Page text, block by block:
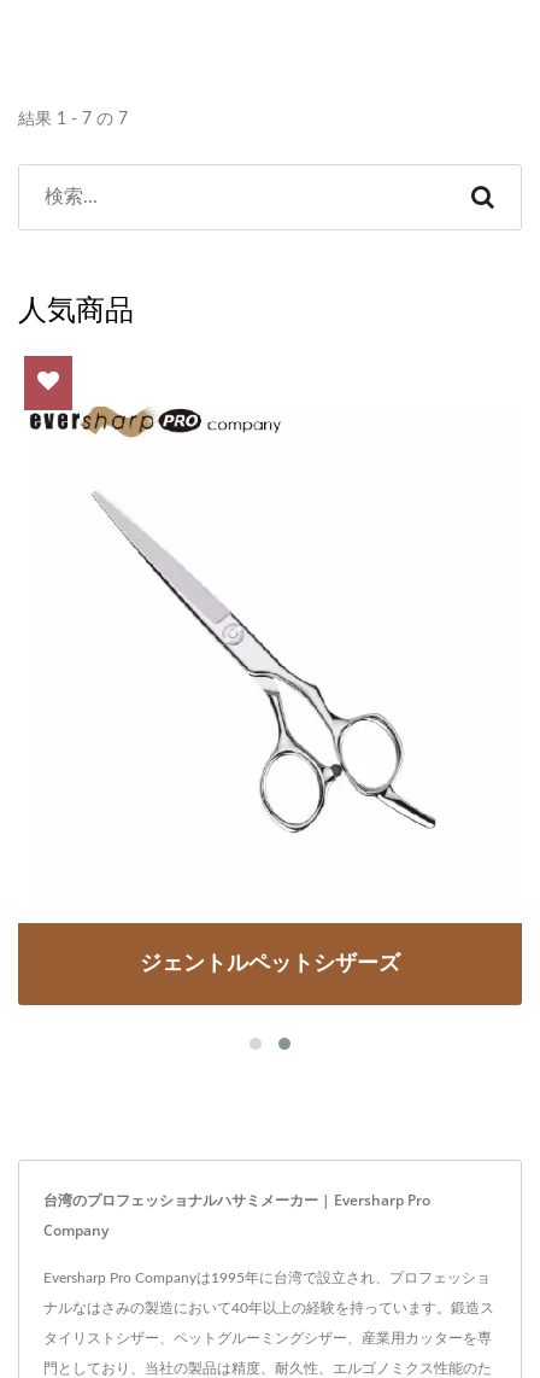
結果 1 - 7 の 7
人気商品
ジェントルペットシザーズ
台湾のプロフェッショナルハサミメーカー | Eversharp Pro
Company
Eversharp Pro Companyは1995年に台湾で設立され、プロフェッショ
ナルなはさみの製造において40年以上の経験を持っています。鍛造ス
タイリストシザー、ペットグルーミングシザー、産業用カッターを専
門としており、当社の製品は精度、耐久性、エルゴノミクス性能のた